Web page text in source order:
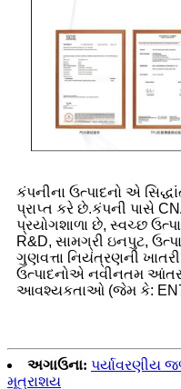
કંપનીના ઉત્પાદનો એ
પ્રાપ્ત કરે છે.કંપની પાસે
પ્રયોગશાળા છે, સ્વચ્છ
R&D, સામગ્રી ઇનપુટ,
ગુણવત્તા નિયંત્રણની
ઉત્પાદનોએ નવીનતમ
આવશ્યકતાઓ (જેમ કે:
અગાઉના: પર્યાવરણીય
મૂત્રાશય